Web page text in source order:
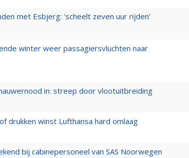
met Esbjerg: 'scheelt zeven uur rijden'
winter weer passagiersvluchten naar
in: streep door vlootuitbreiding
drukken winst Lufthansa hard omlaag
bij cabinepersoneel van SAS Noorwegen